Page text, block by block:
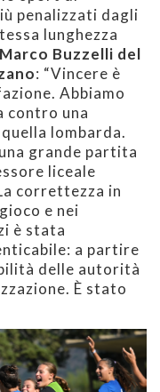
penalizzati dagli
lunghezza
Buzzelli del
: “Vincere è
Abbiamo
contro una
lombarda.
grande partita
liceale
correttezza in
e nei
è stata
a partire
delle autorità
È stato